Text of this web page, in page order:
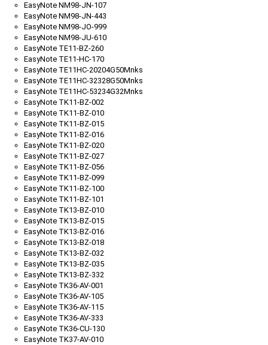
EasyNote NM98-JN-107
EasyNote NM98-JN-443
EasyNote NM98-JO-999
EasyNote NM98-JU-610
EasyNote TE11-BZ-260
EasyNote TE11-HC-170
EasyNote TE11HC-20204G50Mnks
EasyNote TE11HC-32328G50Mnks
EasyNote TE11HC-53234G32Mnks
EasyNote TK11-BZ-002
EasyNote TK11-BZ-010
EasyNote TK11-BZ-015
EasyNote TK11-BZ-016
EasyNote TK11-BZ-020
EasyNote TK11-BZ-027
EasyNote TK11-BZ-056
EasyNote TK11-BZ-099
EasyNote TK11-BZ-100
EasyNote TK11-BZ-101
EasyNote TK13-BZ-010
EasyNote TK13-BZ-015
EasyNote TK13-BZ-016
EasyNote TK13-BZ-018
EasyNote TK13-BZ-032
EasyNote TK13-BZ-035
EasyNote TK13-BZ-332
EasyNote TK36-AV-001
EasyNote TK36-AV-105
EasyNote TK36-AV-115
EasyNote TK36-AV-333
EasyNote TK36-CU-130
EasyNote TK37-AV-010